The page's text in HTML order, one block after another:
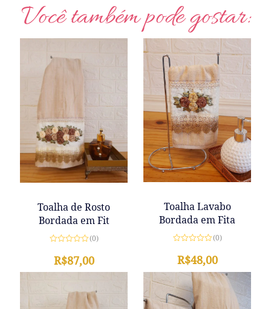
Você também pode gostar:
Toalha de Rosto
Bordada em Fit
de
5
(0)
R$87,00
Toalha Lavabo
Bordada em Fita
de
(0)
R$48,00